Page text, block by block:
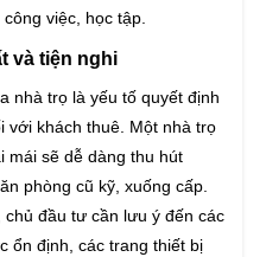
việc, học tập.
và tiện nghi
nhà trọ là yếu tố quyết định
với khách thuê. Một nhà trọ
mái sẽ dễ dàng thu hút
phòng cũ kỹ, xuống cấp.
đầu tư cần lưu ý đến các
ổn định, các trang thiết bị